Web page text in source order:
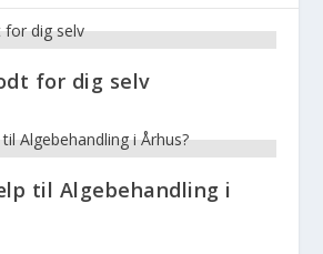
for dig selv
til Algebehandling i